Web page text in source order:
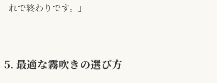
れで終わりです。」
5. 最適な霧吹きの選び方